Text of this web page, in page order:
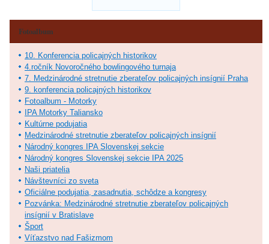
Fotoalbum
10. Konferencia policajných historikov
4.ročník Novoročného bowlingového turnaja
7. Medzinárodné stretnutie zberateľov policajných insígnií Praha
9. konferencia policajných historikov
Fotoalbum - Motorky
IPA Motorky Taliansko
Kultúrne podujatia
Medzinárodné stretnutie zberateľov policajných insígnií
Národný kongres IPA Slovenskej sekcie
Národný kongres Slovenskej sekcie IPA 2025
Naši priatelia
Návštevníci zo sveta
Oficiálne podujatia, zasadnutia, schôdze a kongresy
Pozvánka: Medzinárodné stretnutie zberateľov policajných
insígnií v Bratislave
Šport
Víťazstvo nad Fašizmom